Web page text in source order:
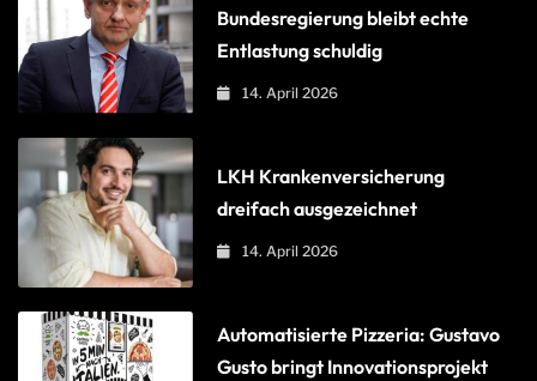
Bundesregierung bleibt echte
Entlastung schuldig
14. April 2026
LKH Krankenversicherung
dreifach ausgezeichnet
14. April 2026
Automatisierte Pizzeria: Gustavo
Gusto bringt Innovationsprojekt